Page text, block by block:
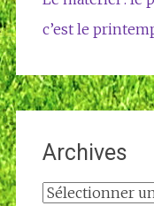
c’est le
Archives
Archives